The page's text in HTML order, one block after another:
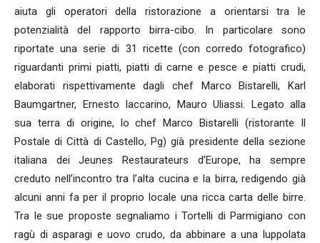
aiuta gli operatori della ristorazione a orientarsi tra le
potenzialità del rapporto birra-cibo. In particolare sono
riportate una serie di 31 ricette (con corredo fotografico)
riguardanti primi piatti, piatti di carne e pesce e piatti crudi,
elaborati rispettivamente dagli chef Marco Bistarelli, Karl
Baumgartner, Ernesto Iaccarino, Mauro Uliassi. Legato alla
sua terra di origine, lo chef Marco Bistarelli (ristorante Il
Postale di Città di Castello, Pg) già presidente della sezione
italiana dei Jeunes Restaurateurs d’Europe, ha sempre
creduto nell’incontro tra l’alta cucina e la birra, redigendo già
alcuni anni fa per il proprio locale una ricca carta delle birre.
Tra le sue proposte segnaliamo i Tortelli di Parmigiano con
ragù di asparagi e uovo crudo, da abbinare a una luppolata